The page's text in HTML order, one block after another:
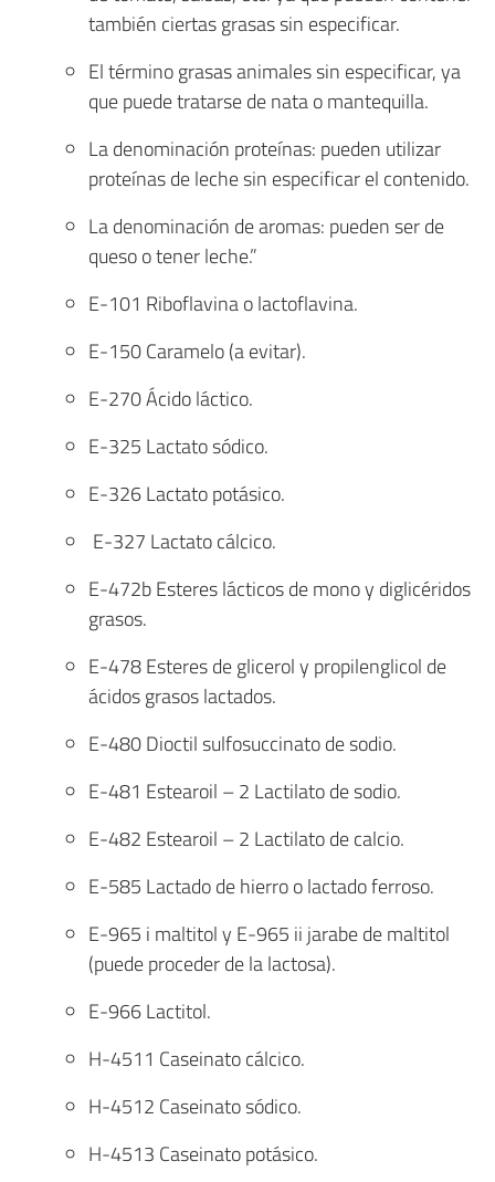
también ciertas grasas sin especificar.
El término grasas animales sin especificar, ya
que puede tratarse de nata o mantequilla.
La denominación proteínas: pueden utilizar
proteínas de leche sin especificar el contenido.
La denominación de aromas: pueden ser de
queso o tener leche.”
E-101 Riboflavina o lactoflavina.
E-150 Caramelo (a evitar).
E-270 Ácido láctico.
E-325 Lactato sódico.
E-326 Lactato potásico.
E-327 Lactato cálcico.
E-472b Esteres lácticos de mono y diglicéridos
grasos.
E-478 Esteres de glicerol y propilenglicol de
ácidos grasos lactados.
E-480 Dioctil sulfosuccinato de sodio.
E-481 Estearoil – 2 Lactilato de sodio.
E-482 Estearoil – 2 Lactilato de calcio.
E-585 Lactado de hierro o lactado ferroso.
E-965 i maltitol y E-965 ii jarabe de maltitol
(puede proceder de la lactosa).
E-966 Lactitol.
H-4511 Caseinato cálcico.
H-4512 Caseinato sódico.
H-4513 Caseinato potásico.